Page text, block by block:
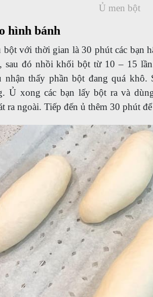
Ủ men bột
hình bánh
bột với thời gian là 30 phút các bạn
sau đó nhồi khối bột từ 10 – 15
nhận thấy phần bột đang quá
Ủ xong các bạn lấy bột ra và
ra ngoài. Tiếp đến ủ thêm 30 phút